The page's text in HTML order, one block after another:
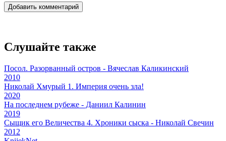
Добавить комментарий
Слушайте также
Посол. Разорванный остров - Вячеслав Каликинский
2010
Николай Хмурый 1. Империя очень зла!
2020
На последнем рубеже - Даниил Калинин
2019
Сыщик его Величества 4. Хроники сыска - Николай Свечин
2012